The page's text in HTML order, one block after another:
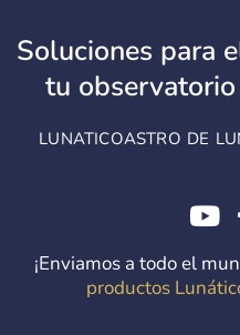
Soluciones para
tu observatorio
LUNATICOASTRO DE
¡Enviamos a todo el
productos